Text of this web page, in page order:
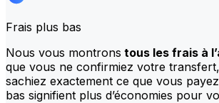
Frais plus bas
Nous vous montrons tous les frais à
que vous ne confirmiez votre
sachiez exactement ce que vous
bas signifient plus d’économies pour